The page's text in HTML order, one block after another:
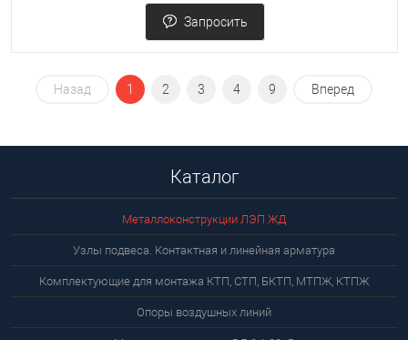
Запросить
Назад 1 2 3 4 9 Вперед
Каталог
Металлоконструкции ЛЭП ЖД
Узлы подвеса. Контактная и линейная арматура
Комплектующие для монтажа КТП, СТП, БКТП, МТПЖ, КТПЖ
Опоры воздушных линий